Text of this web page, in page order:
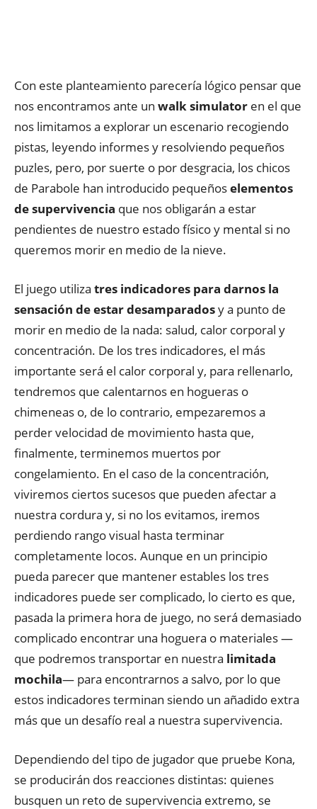
Con este planteamiento parecería lógico pensar que
nos encontramos ante un walk simulator en el que
nos limitamos a explorar un escenario recogiendo
pistas, leyendo informes y resolviendo pequeños
puzles, pero, por suerte o por desgracia, los chicos
de Parabole han introducido pequeñoselementos
de supervivencia que nos obligarán a estar
pendientes de nuestro estado físico y mental si no
queremos morir en medio de la nieve.
El juego utiliza tres indicadores para darnos la
sensación de estar desamparadosy a punto de
morir en medio de la nada: salud, calor corporal y
concentración. De los tres indicadores, el más
importante será el calor corporal y, para rellenarlo,
tendremos que calentarnos en hogueras o
chimeneas o, de lo contrario, empezaremos a
perder velocidad de movimiento hasta que,
finalmente, terminemos muertos por
congelamiento. En el caso de la concentración,
viviremos ciertos sucesos que pueden afectar a
nuestra cordura y, si no los evitamos, iremos
perdiendo rango visual hasta terminar
completamente locos. Aunque en un principio
pueda parecer que mantener estables los tres
indicadores puede ser complicado, lo cierto es que,
pasada la primera hora de juego, no será demasiado
complicado encontrar una hoguera o materiales —
que podremos transportar en nuestra limitada
mochila— para encontrarnos a salvo, por lo que
estos indicadores terminan siendo un añadido extra
más que un desafío real a nuestra supervivencia.
Dependiendo del tipo de jugador que pruebe Kona,
se producirán dos reacciones distintas: quienes
busquen un reto de supervivencia extremo, se